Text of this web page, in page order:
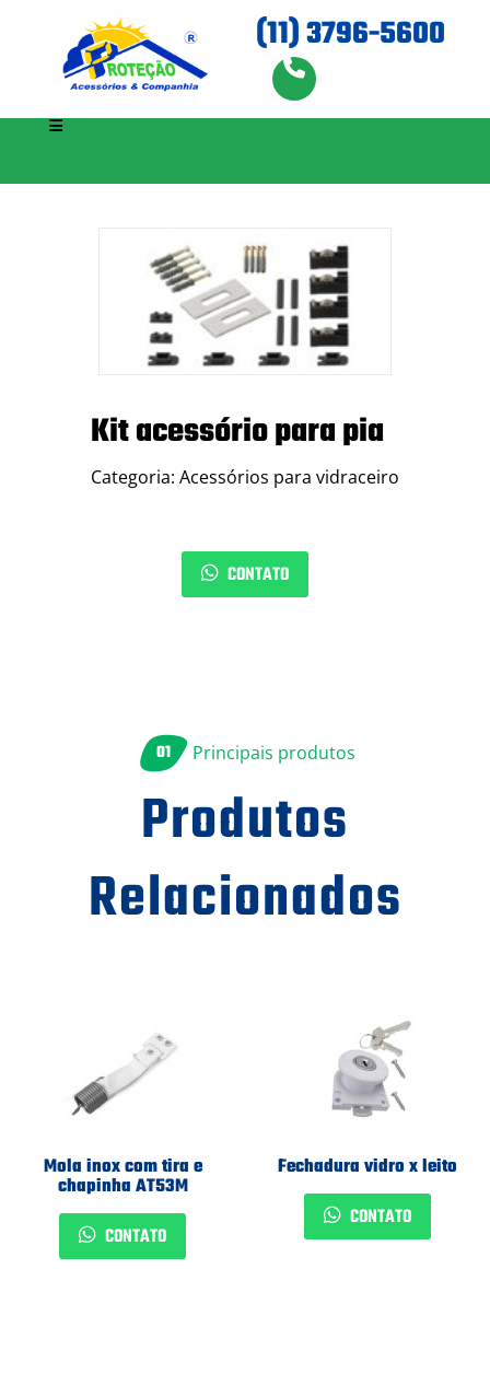
(11) 3796-5600
Kit acessório para pia
Categoria: Acessórios para vidraceiro
CONTATO
01 Principais produtos
Produtos
Relacionados
Mola inox com tira e
chapinha AT53M
CONTATO
Fechadura vidro x leito
CONTATO